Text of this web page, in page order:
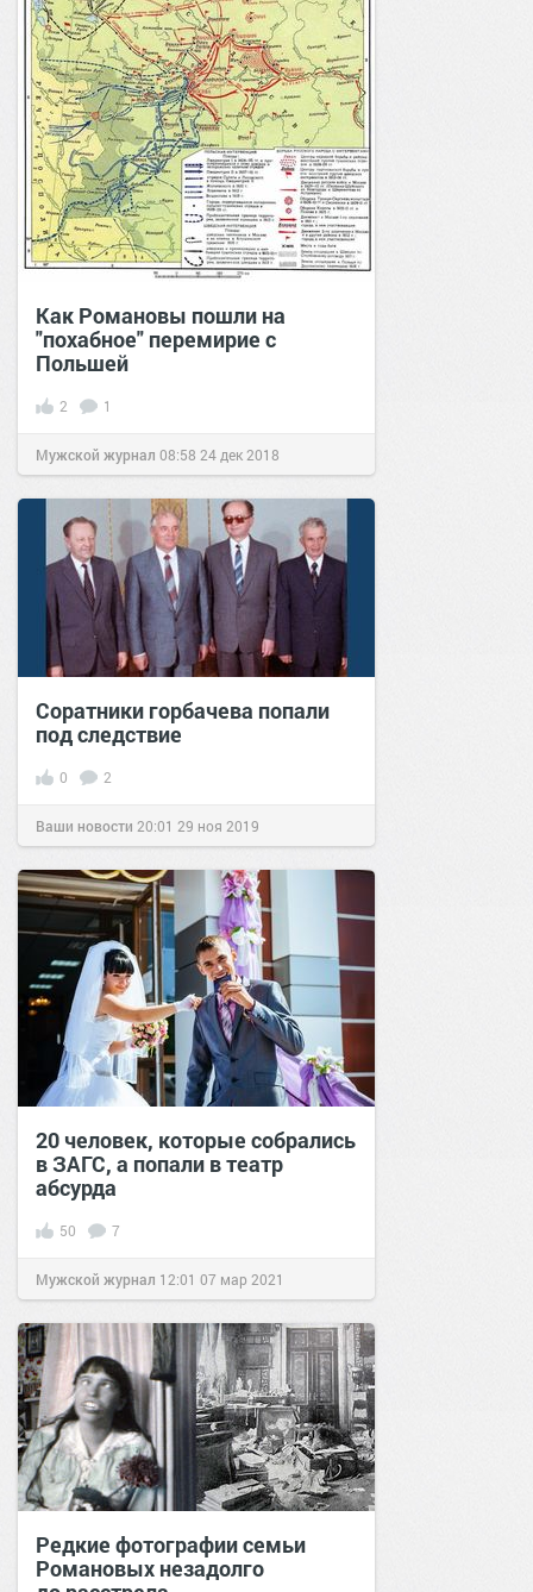
Как Романовы пошли на
"похабное" перемирие с
Польшей
2 1
Мужской журнал 08:58 24 дек 2018
Соратники горбачева попали
под следствие
0 2
Ваши новости 20:01 29 ноя 2019
20 человек, которые собрались
в ЗАГС, а попали в театр
абсурда
50 7
Мужской журнал 12:01 07 мар 2021
Редкие фотографии семьи
Романовых незадолго